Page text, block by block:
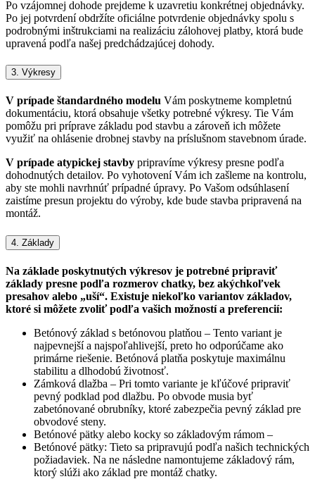
Po vzájomnej dohode prejdeme k uzavretiu konkrétnej objednávky.
Po jej potvrdení obdržíte oficiálne potvrdenie objednávky spolu s
podrobnými inštrukciami na realizáciu zálohovej platby, ktorá bude
upravená podľa našej predchádzajúcej dohody.
3. Výkresy
V prípade štandardného modelu Vám poskytneme kompletnú
dokumentáciu, ktorá obsahuje všetky potrebné výkresy. Tie Vám
pomôžu pri príprave základu pod stavbu a zároveň ich môžete
využiť na ohlásenie drobnej stavby na príslušnom stavebnom úrade.
V prípade atypickej stavby pripravíme výkresy presne podľa
dohodnutých detailov. Po vyhotovení Vám ich zašleme na kontrolu,
aby ste mohli navrhnúť prípadné úpravy. Po Vašom odsúhlasení
zaistíme presun projektu do výroby, kde bude stavba pripravená na
montáž.
4. Základy
Na základe poskytnutých výkresov je potrebné pripraviť
základy presne podľa rozmerov chatky, bez akýchkoľvek
presahov alebo „uší“. Existuje niekoľko variantov základov,
ktoré si môžete zvoliť podľa vašich možností a preferencií:
Betónový základ s betónovou platňou – Tento variant je
najpevnejší a najspoľahlivejší, preto ho odporúčame ako
primárne riešenie. Betónová platňa poskytuje maximálnu
stabilitu a dlhodobú životnosť.
Zámková dlažba – Pri tomto variante je kľúčové pripraviť
pevný podklad pod dlažbu. Po obvode musia byť
zabetónované obrubníky, ktoré zabezpečia pevný základ pre
obvodové steny.
Betónové pätky alebo kocky so základovým rámom –
Betónové pätky: Tieto sa pripravujú podľa našich technických
požiadaviek. Na ne následne namontujeme základový rám,
ktorý slúži ako základ pre montáž chatky.